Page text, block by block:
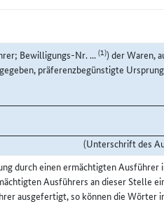
Bewilligungs-Nr. ...(1)) der Waren,
präferenzbegünstigte
(Unterschrift des
durch einen ermächtigten
Ausführers an dieser Stelle
ausgefertigt, so können die Wörter